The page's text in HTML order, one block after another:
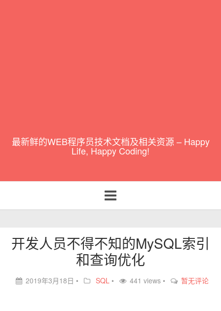
最新鲜的WEB程序员技术文档及相关资源 – Happy
Life, Happy Coding!
navigation
开发人员不得不知的MySQL索引
和查询优化
2019年3月18日 • SQL • 441 views • 暂无评论